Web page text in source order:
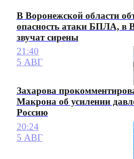
В Воронежской области
опасность атаки БПЛА, в
звучат сирены
21:40
5 АВГ
Захарова
Макрона об усилении
Россию
20:24
5 АВГ